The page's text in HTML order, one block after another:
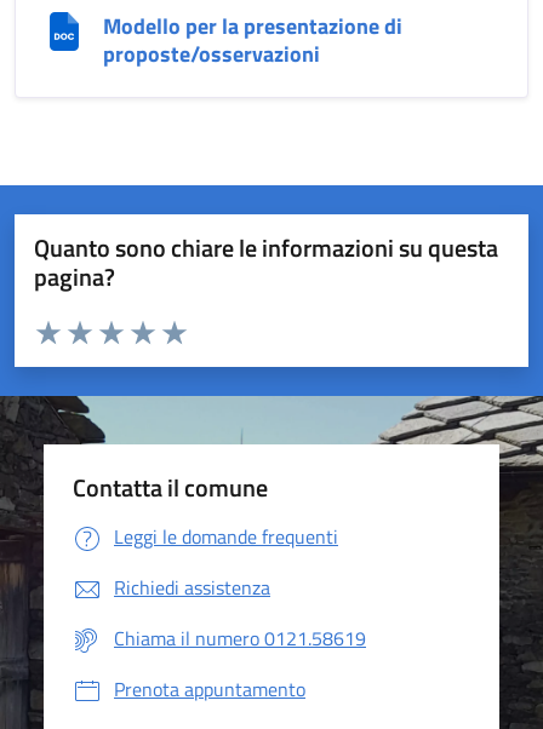
Modello per la presentazione di
proposte/osservazioni
Quanto sono chiare le informazioni su questa
pagina?
Valuta da 1 a 5 stelle la pagina
Valuta 5 stelle su 5
Valuta 4 stelle su 5
Valuta 3 stelle su 5
Valuta 2 stelle su 5
Valuta 1 stelle su 5
Contatta il comune
Leggi le domande frequenti
Richiedi assistenza
Chiama il numero 0121.58619
Prenota appuntamento